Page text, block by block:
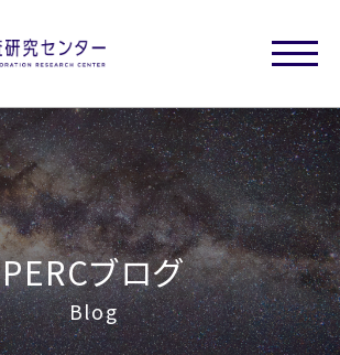
PERCブログ
Blog